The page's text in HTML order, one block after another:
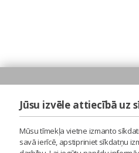
Jūsu izvēle attiecībā uz
Mūsu tīmekļa vietne izmanto
savā ierīcē, apstipriniet sīkdatņu